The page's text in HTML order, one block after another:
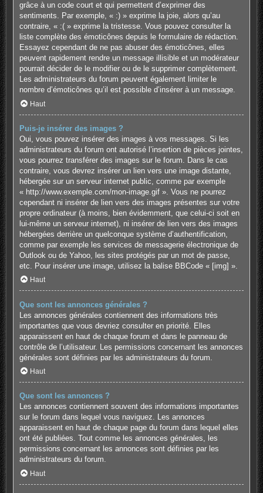
grâce à un code court et qui permettent d’exprimer des
sentiments. Par exemple, « :) » exprime la joie, alors qu’au
contraire, « :( » exprime la tristesse. Vous pouvez consulter la
liste complète des émoticônes depuis le formulaire de rédaction.
Essayez cependant de ne pas abuser des émoticônes, elles
peuvent rapidement rendre un message illisible et un modérateur
pourrait décider de le modifier ou de le supprimer complètement.
Les administrateurs du forum peuvent également limiter le
nombre d’émoticônes qu’il est possible d’insérer à un message.
Haut
Puis-je insérer des images ?
Oui, vous pouvez insérer des images à vos messages. Si les
administrateurs du forum ont autorisé l’insertion de pièces jointes,
vous pourrez transférer des images sur le forum. Dans le cas
contraire, vous devrez insérer un lien vers une image distante,
hébergée sur un serveur internet public, comme par exemple
« http://www.exemple.com/mon-image.gif ». Vous ne pourrez
cependant ni insérer de lien vers des images présentes sur votre
propre ordinateur (à moins, bien évidemment, que celui-ci soit en
lui-même un serveur internet), ni insérer de lien vers des images
hébergées derrière un quelconque système d’authentification,
comme par exemple les services de messagerie électronique de
Outlook ou de Yahoo, les sites protégés par un mot de passe,
etc. Pour insérer une image, utilisez la balise BBCode « [img] ».
Haut
Que sont les annonces générales ?
Les annonces générales contiennent des informations très
importantes que vous devriez consulter en priorité. Elles
apparaissent en haut de chaque forum et dans le panneau de
contrôle de l’utilisateur. Les permissions concernant les annonces
générales sont définies par les administrateurs du forum.
Haut
Que sont les annonces ?
Les annonces contiennent souvent des informations importantes
sur le forum dans lequel vous naviguez. Les annonces
apparaissent en haut de chaque page du forum dans lequel elles
ont été publiées. Tout comme les annonces générales, les
permissions concernant les annonces sont définies par les
administrateurs du forum.
Haut